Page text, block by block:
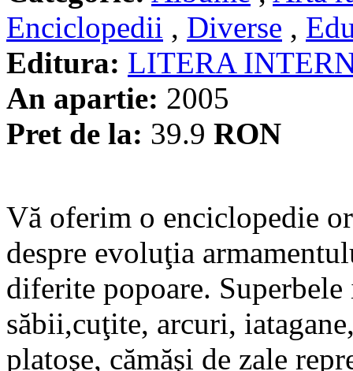
Enciclopedii , Diverse ,
Editura: LITERA
An apartie: 2005
Pret de la: 39.9 RON
Vă oferim o enciclopedie
despre evoluţia
diferite popoare.
săbii,cuţite, arcuri,
platoşe, cămăşi de zale